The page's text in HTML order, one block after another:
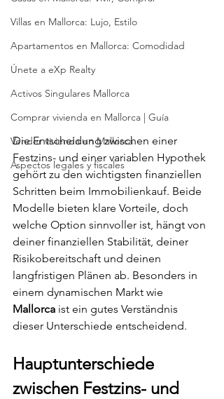
Villas en Mallorca: Lujo, Estilo
Apartamentos en Mallorca: Comodidad
Únete a eXp Realty
Activos Singulares Mallorca
Comprar vivienda en Mallorca | Guía
Vender vivienda en Mallorca
Aspectos legales y fiscales
Die Entscheidung zwischen einer
Festzins- und einer variablen Hypothek
gehört zu den wichtigsten finanziellen
Schritten beim Immobilienkauf. Beide
Modelle bieten klare Vorteile, doch
welche Option sinnvoller ist, hängt von
deiner finanziellen Stabilität, deiner
Risikobereitschaft und deinen
langfristigen Plänen ab. Besonders in
einem dynamischen Markt wie
Mallorca ist ein gutes Verständnis
dieser Unterschiede entscheidend.
Hauptunterschiede
zwischen Festzins- und